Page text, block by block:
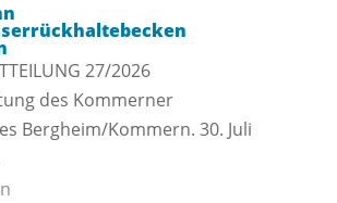
27/2026
des Kommerner
Bergheim/Kommern. 30. Juli